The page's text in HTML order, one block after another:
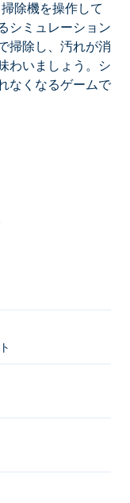
除機を操作して
シミュレーション
掃除し、汚れが消
わいましょう。シ
なくなるゲームで
掃除し、汚れが消
わいましょう。シ
なくなるゲームで
は？
クを使用して移動
たのは誰です
て制作されまし